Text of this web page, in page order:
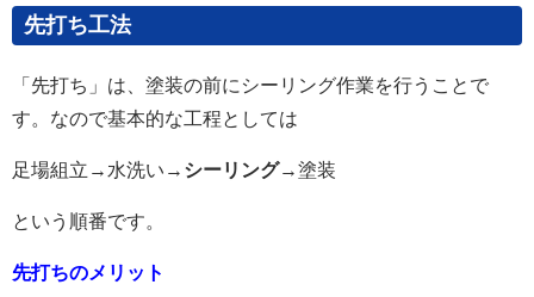
先打ち工法
「先打ち」は、塗装の前にシーリング作業を行うことで
す。なので基本的な工程としては
足場組立→水洗い→ シーリング→塗装
という順番です。
先打ちのメリット